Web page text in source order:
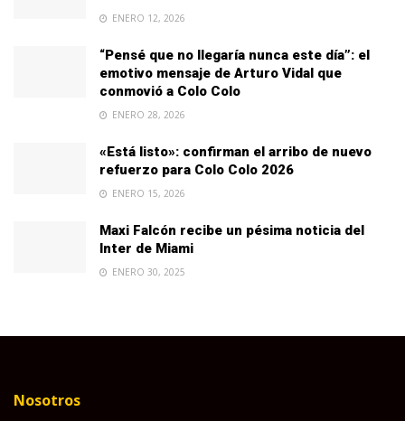
ENERO 12, 2026
“Pensé que no llegaría nunca este día”: el
emotivo mensaje de Arturo Vidal que
conmovió a Colo Colo
ENERO 28, 2026
«Está listo»: confirman el arribo de nuevo
refuerzo para Colo Colo 2026
ENERO 15, 2026
Maxi Falcón recibe un pésima noticia del
Inter de Miami
ENERO 30, 2025
Nosotros